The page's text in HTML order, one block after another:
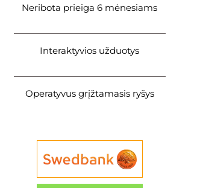
Neribota prieiga 6 mėnesiams
Interaktyvios užduotys
Operatyvus grįžtamasis ryšys